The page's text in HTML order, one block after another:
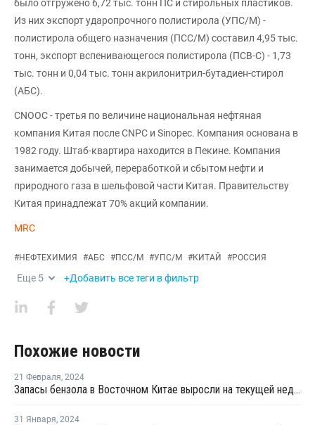
было отгружено 6,72 тыс. тонн ПС и стирольных пластиков.
Из них экспорт ударопрочного полистирола (УПС/М) -
полистирола общего назначения (ПСС/М) составил 4,95 тыс.
тонн, экспорт вспенивающегося полистирола (ПСВ-С) - 1,73
тыс. тонн и 0,04 тыс. тонн акрилонитрил-бутадиен-стирол
(АБС).
CNOOC - третья по величине национальная нефтяная
компания Китая после CNPC и Sinopec. Компания основана в
1982 году. Штаб-квартира находится в Пекине. Компания
занимается добычей, переработкой и сбытом нефти и
природного газа в шельфовой части Китая. Правительству
Китая принадлежат 70% акций компании.
MRC
#НЕФТЕХИМИЯ #АБС #ПСС/М #УПС/М #КИТАЙ #РОССИЯ
Еще 5 +Добавить все теги в фильтр
Похожие новости
21 Февраля, 2024
Запасы бензола в Восточном Китае выросли на текущей неделе
31 Января, 2024